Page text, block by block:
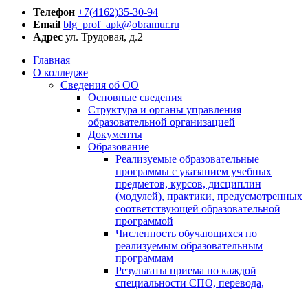
Телефон +7(4162)35-30-94
Email blg_prof_apk@obramur.ru
Адрес ул. Трудовая, д.2
Главная
О колледже
Сведения об ОО
Основные сведения
Структура и органы управления
образовательной организацией
Документы
Образование
Реализуемые образовательные
программы с указанием учебных
предметов, курсов, дисциплин
(модулей), практики, предусмотренных
соответствующей образовательной
программой
Численность обучающихся по
реализуемым образовательным
программам
Результаты приема по каждой
специальности СПО, перевода,